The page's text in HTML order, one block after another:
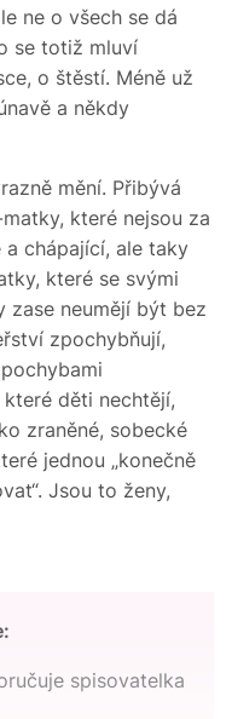
ne o všech se dá
se totiž mluví
o štěstí. Méně už
a někdy
mění. Přibývá
které nejsou za
chápající, ale taky
které se svými
zase neumějí být bez
zpochybňují,
děti nechtějí,
zraněné, sobecké
jednou „konečně
Jsou to ženy,
spisovatelka